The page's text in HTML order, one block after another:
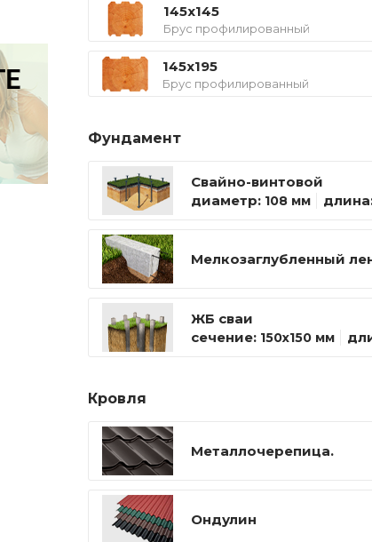
145x145
Брус профилированный
145x195
Брус профилированный
Фундамент
Свайно-винтовой
диаметр: 108 мм
Мелкозаглубленный
ЖБ сваи
сечение: 150х150 мм
Кровля
Металлочерепица.
Ондулин